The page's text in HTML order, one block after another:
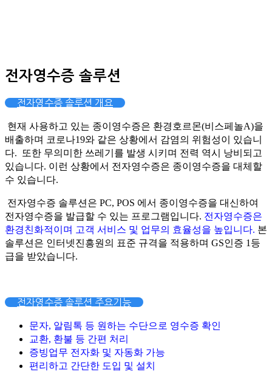
전자영수증 솔루션
전자영수증 솔루션 개요
현재 사용하고 있는 종이영수증은 환경호르몬(비스페놀A)을
배출하며 코로나19와 같은 상황에서 감염의 위험성이 있습니
다. 또한 무의미한 쓰레기를 발생 시키며 전력 역시 낭비되고
있습니다. 이런 상황에서 전자영수증은 종이영수증을 대체할
수 있습니다.
전자영수증 솔루션은 PC, POS 에서 종이영수증을 대신하여
전자영수증을 발급할 수 있는 프로그램입니다. 전자영수증은
환경친화적이며 고객 서비스 및 업무의 효율성을 높입니다. 본
솔루션은 인터넷진흥원의 표준 규격을 적용하며 GS인증 1등
급을 받았습니다.
전자영수증 솔루션 주요기능
문자, 알림톡 등 원하는 수단으로 영수증 확인
교환, 환불 등 간편 처리
증빙업무 전자화 및 자동화 가능
편리하고 간단한 도입 및 설치